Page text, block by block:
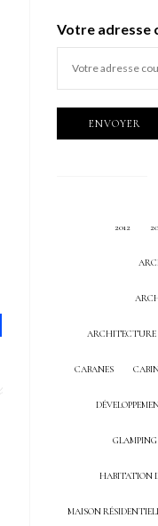
Votre adresse
2012
CABANES
GLAMPING
HABITATION
MAISON